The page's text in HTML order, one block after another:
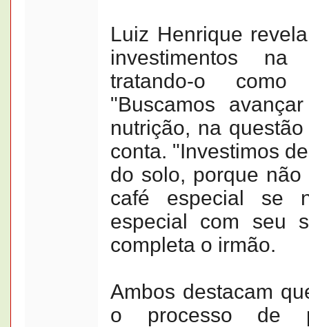
Luiz Henrique
investimentos
tratando-o
"Buscamos
nutrição, na
conta. "Investimos
do solo, porque
café especial se
especial com seu
completa o irmão.
Ambos destacam
o processo de